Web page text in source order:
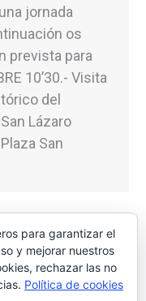
jornada
os
prevista para
10’30.- Visita
del
Lázaro
San
11 12
…
para garantizar el
y mejorar nuestros
rechazar las no
Política de cookies